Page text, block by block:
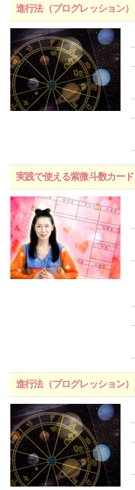
進行法（プログレッション
実践で使える紫微斗数カー
進行法（プログレッション